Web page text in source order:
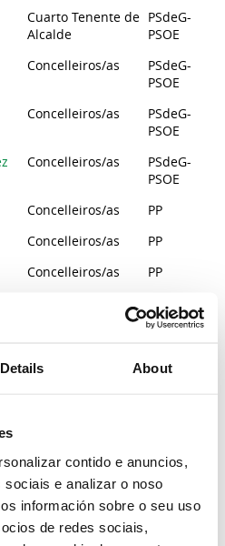
Details About
contido e anuncios,
e analizar o noso
información sobre o seu uso
de redes sociais,
Cuarto Tenente de
Alcalde
PSdeG-
PSOE
Concelleiros/as
PSdeG-
PSOE
Concelleiros/as
PSdeG-
PSOE
Concelleiros/as
PSdeG-
PSOE
Concelleiros/as
PP
Concelleiros/as
PP
Concelleiros/as
PP
PP
Concelleiros/as
BNG
Concelleiros/as BNG
Concelleiros/as